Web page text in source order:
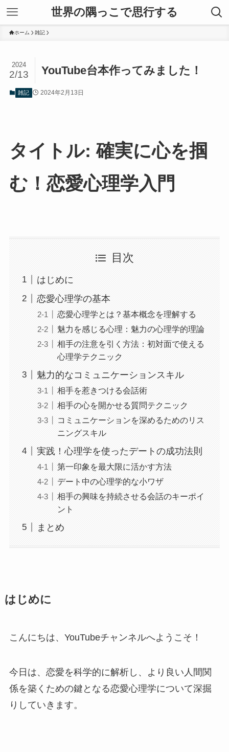
世界の隅っこで思行する
ホーム 雑記
YouTube台本作ってみました！
2024
2/13
雑記 2024年2月13日
タイトル: 確実に心を掴
む！恋愛心理学入門
目次
はじめに
恋愛心理学の基本
恋愛心理学とは？基本概念を理解する
魅力を感じる心理：魅力の心理学的理論
相手の注意を引く方法：初対面で使える
心理学テクニック
魅力的なコミュニケーションスキル
相手を惹きつける会話術
相手の心を開かせる質問テクニック
コミュニケーションを深めるためのリス
ニングスキル
実践！心理学を使ったデートの成功法則
第一印象を最大限に活かす方法
デート中の心理学的な小ワザ
相手の興味を持続させる会話のキーポイ
ント
まとめ
はじめに
こんにちは、YouTubeチャンネルへようこそ！
今日は、恋愛を科学的に解析し、より良い人間関
係を築くための鍵となる恋愛心理学について深掘
りしていきます。